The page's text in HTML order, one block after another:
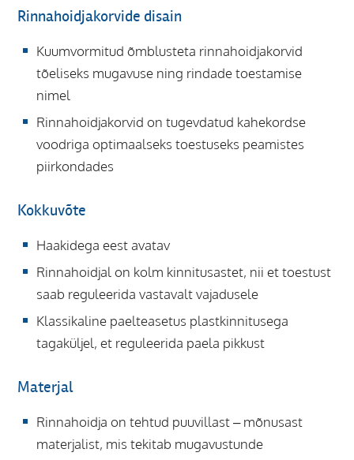
Rinnahoidjakorvide disain
Kuumvormitud õmblusteta rinnahoidjakorvid
tõeliseks mugavuse ning rindade toestamise
nimel
Rinnahoidjakorvid on tugevdatud kahekordse
voodriga optimaalseks toestuseks peamistes
piirkondades
Kokkuvõte
Haakidega eest avatav
Rinnahoidjal on kolm kinnitusastet, nii et toestust
saab reguleerida vastavalt vajadusele
Klassikaline paelteasetus plastkinnitusega
tagaküljel, et reguleerida paela pikkust
Materjal
Rinnahoidja on tehtud puuvillast – mõnusast
materjalist, mis tekitab mugavustunde